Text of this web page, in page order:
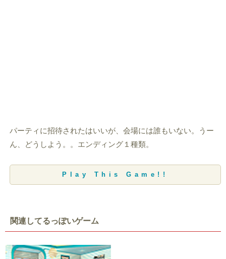
パーティに招待されたはいいが、会場には誰もいない。うー
ん、どうしよう。。エンディング１種類。
Play This Game!!
関連してるっぽいゲーム